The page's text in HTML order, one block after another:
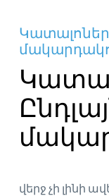
վերջ չի լինի